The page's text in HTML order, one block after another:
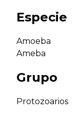
Especie
Amoeba
Ameba
Grupo
Protozoarios